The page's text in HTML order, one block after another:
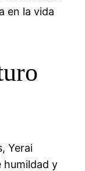
en la vida
Yerai
humildad y